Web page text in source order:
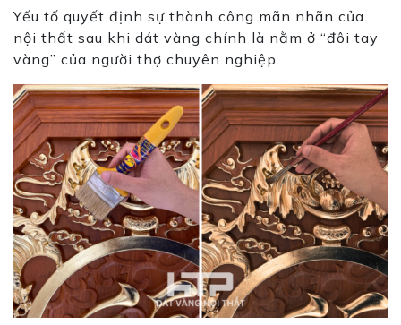
Yếu tố quyết định sự thành công mãn nhãn của
nội thất sau khi dát vàng chính là nằm ở “đôi tay
vàng” của người thợ chuyên nghiệp.